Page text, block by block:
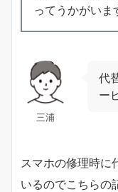
ってうかがいま
三浦
代
ー
スマホの修理時に
いるのでこちらの